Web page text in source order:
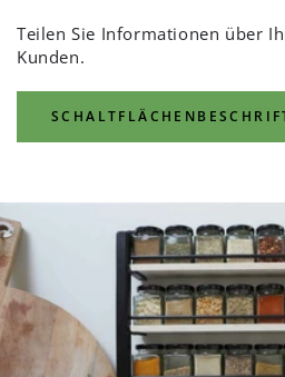
Teilen Sie Informationen über
Kunden.